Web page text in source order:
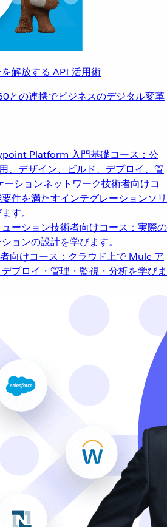
解放する API 活用術
との連携でビジネスのデジタル変革
Platform 入門基礎コース：公
、デザイン、ビルド、デプロイ、管
ーションネットワーク技術者向けコ
件を満たすインテグレーションソリ
す。
ーション技術者向けコース：実際の
ョンの設計を学びます。
向けコース：クラウド上で Mule ア
プロイ・管理・監視・分析を学びま